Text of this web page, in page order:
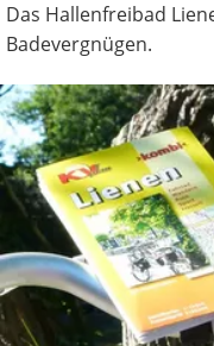
Das Hallenfreibad
Badevergnügen.